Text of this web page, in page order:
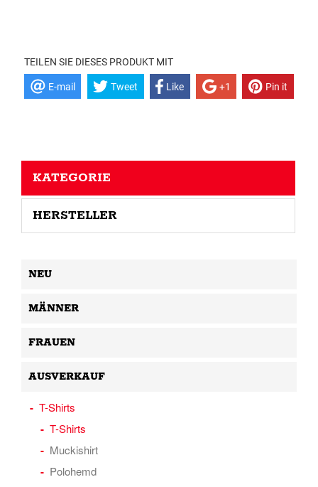
TEILEN SIE DIESES PRODUKT MIT
E-mail Tweet Like +1 Pin it
KATEGORIE
HERSTELLER
NEU
MÄNNER
FRAUEN
AUSVERKAUF
T-Shirts
T-Shirts
Muckishirt
Polohemd